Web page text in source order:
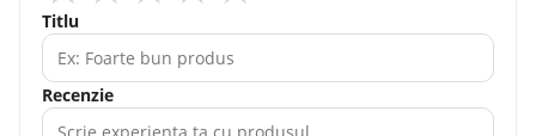
Titlu
Recenzie